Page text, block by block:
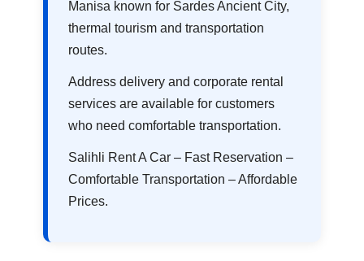
Manisa known for Sardes Ancient City,
thermal tourism and transportation
routes.
Address delivery and corporate rental
services are available for customers
who need comfortable transportation.
Salihli Rent A Car – Fast Reservation –
Comfortable Transportation – Affordable
Prices.